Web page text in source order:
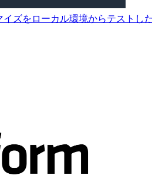
ズをローカル環境からテストし